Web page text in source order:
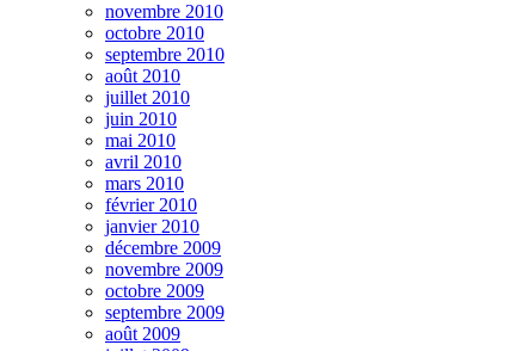
novembre 2010
octobre 2010
septembre 2010
août 2010
juillet 2010
juin 2010
mai 2010
avril 2010
mars 2010
février 2010
janvier 2010
décembre 2009
novembre 2009
octobre 2009
septembre 2009
août 2009